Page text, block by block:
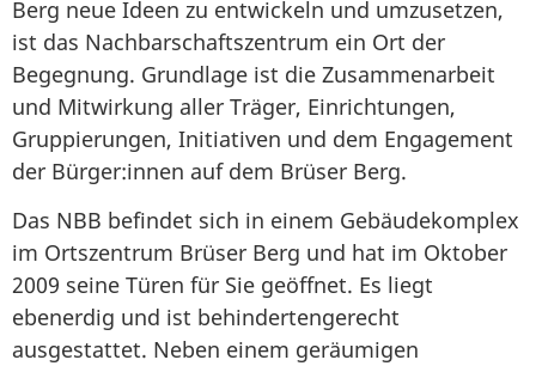
Berg neue Ideen zu entwickeln und umzusetzen,
ist das Nachbarschaftszentrum ein Ort der
Begegnung. Grundlage ist die Zusammenarbeit
und Mitwirkung aller Träger, Einrichtungen,
Gruppierungen, Initiativen und dem Engagement
der Bürger:innen auf dem Brüser Berg.
Das NBB befindet sich in einem Gebäudekomplex
im Ortszentrum Brüser Berg und hat im Oktober
2009 seine Türen für Sie geöffnet. Es liegt
ebenerdig und ist behindertengerecht
ausgestattet. Neben einem geräumigen